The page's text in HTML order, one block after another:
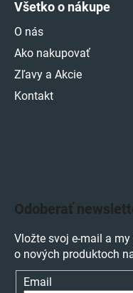
Všetko o nákupe
O nás
Ako nakupovať
Zľavy a Akcie
Kontakt
Odoberať
Vložte svoj e-mail a
o nových produktoch
Email